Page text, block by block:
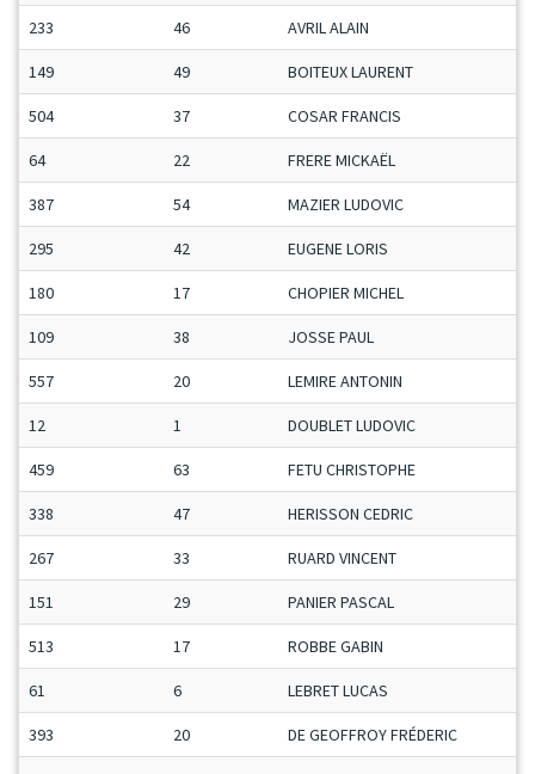
233 46 AVRIL ALAIN
149 49 BOITEUX LAURENT
504 37 COSAR FRANCIS
64 22 FRERE MICKAËL
387 54 MAZIER LUDOVIC
295 42 EUGENE LORIS
180 17 CHOPIER MICHEL
109 38 JOSSE PAUL
557 20 LEMIRE ANTONIN
12 1 DOUBLET LUDOVIC
459 63 FETU CHRISTOPHE
338 47 HERISSON CEDRIC
267 33 RUARD VINCENT
151 29 PANIER PASCAL
513 17 ROBBE GABIN
61 6 LEBRET LUCAS
393 20 DE GEOFFROY FRÉDERIC